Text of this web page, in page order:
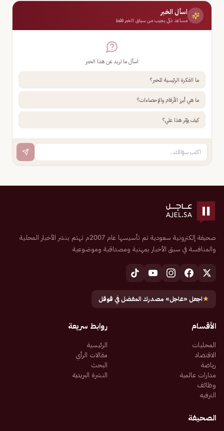
اسأل الخبر
مساعد ذكي يجيب من سياق الخبر فقط
اسأل ما تريد عن هذا الخبر
ما الفكرة الرئيسية للخبر؟
ما هي أبرز الأرقام والإحصاءات؟
كيف يؤثر هذا علي؟
صحيفة إلكترونية سعودية تم تأسيسها عام 2007م تهتم بنشر الأخبار المحلية
والمنافسة في سبق الأخبار بمهنية ومصداقية وموضوعية
★اجعل «عاجل» مصدرك المفضل في قوقل
الأقسام
المحليات
الاقتصاد
رياضة
مدارات عالمية
وظائف
الترفيه
روابط سريعة
الرئيسية
مقالات الرأي
البحث
النشرة البريدية
الصحيفة